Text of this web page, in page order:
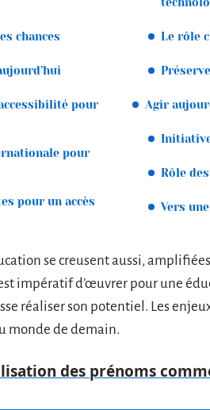
chances
pour
pour
pour un accès
Le rôle
Agir
Rôle
Vers
se creusent aussi,
impératif d’œuvrer pour une
réaliser son potentiel. Les
monde de demain.
des prénoms